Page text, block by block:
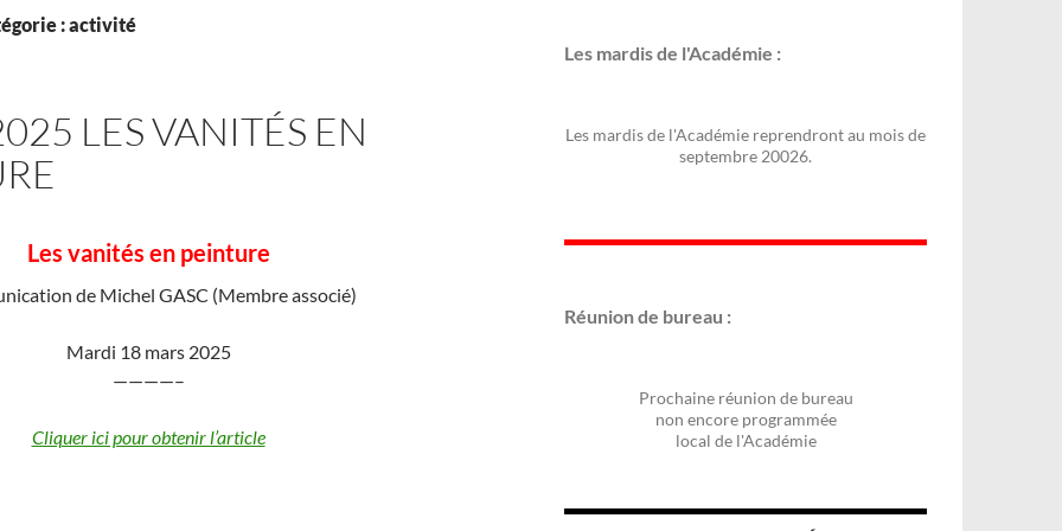
: activité
LES VANITÉS EN
Les vanités en peinture
de Michel GASC (Membre associé)
Mardi 18 mars 2025
————–
Cliquer ici pour obtenir l’article
Les mardis de l'Académie :
Les mardis de l'Académie reprendront au mois de
septembre 20026.
Réunion de bureau :
Prochaine réunion de bureau
non encore programmée
local de l'Académie